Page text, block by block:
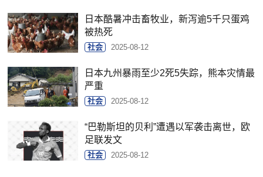
日本酷暑冲击畜牧业，新泻逾5千只蛋鸡
被热死
社会 2025-08-12
日本九州暴雨至少2死5失踪，熊本灾情最
严重
社会 2025-08-12
“巴勒斯坦的贝利”遭遇以军袭击离世，欧
足联发文
社会 2025-08-12